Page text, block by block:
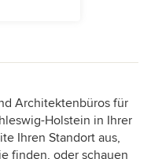
Architektenbüros für
Holstein in Ihrer
Ihren Standort aus,
finden, oder schauen